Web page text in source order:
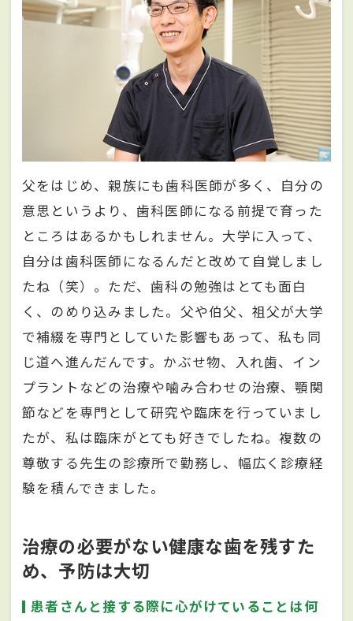
父をはじめ、親族にも歯科医師が多く、自分の
意思というより、歯科医師になる前提で育った
ところはあるかもしれません。大学に入って、
自分は歯科医師になるんだと改めて自覚しまし
たね（笑）。ただ、歯科の勉強はとても面白
く、のめり込みました。父や伯父、祖父が大学
で補綴を専門としていた影響もあって、私も同
じ道へ進んだんです。かぶせ物、入れ歯、イン
プラントなどの治療や噛み合わせの治療、顎関
節などを専門として研究や臨床を行っていまし
たが、私は臨床がとても好きでしたね。複数の
尊敬する先生の診療所で勤務し、幅広く診療経
験を積んできました。
治療の必要がない健康な歯を残すた
め、予防は大切
患者さんと接する際に心がけていることは何